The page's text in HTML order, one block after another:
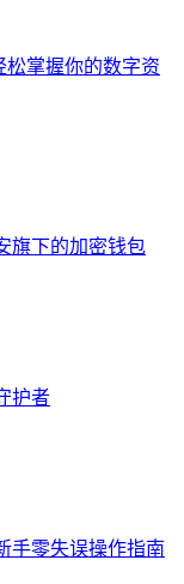
松掌握你的数字资
旗下的加密钱包
护者
手零失误操作指南